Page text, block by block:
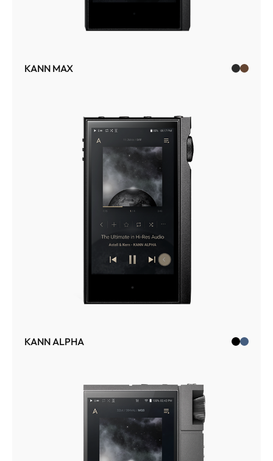
KANN MAX
KANN ALPHA